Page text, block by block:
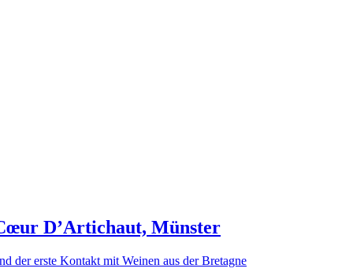
D’Artichaut, Münster
der erste Kontakt mit Weinen aus der Bretagne